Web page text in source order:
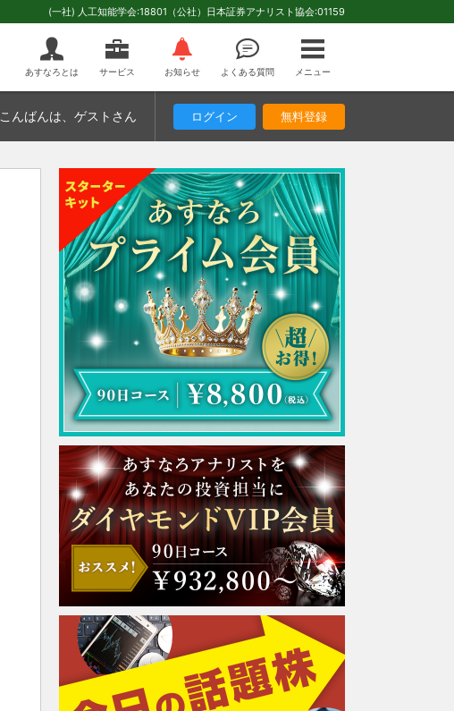
(一社) 人工知能学会:18801（公社）日本証券アナリスト協会:01159
あすなろとは サービス お知らせ よくある質問 メニュー
こんばんは 、ゲストさん ログイン 無料登録